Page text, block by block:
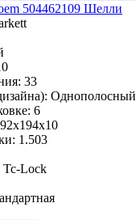
504462109 Шелли
33
Однополосный
6
1.503
Tc-Lock